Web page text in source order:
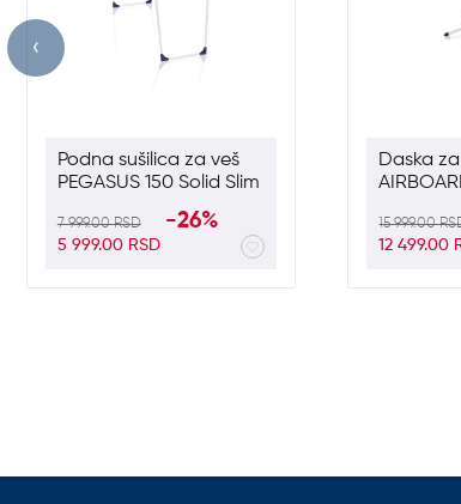
Podna sušilica za veš
PEGASUS 150 Solid Slim
7 999.00 RSD -26%
5 999.00 RSD
Daska
15 999.00
12 499.00
‹